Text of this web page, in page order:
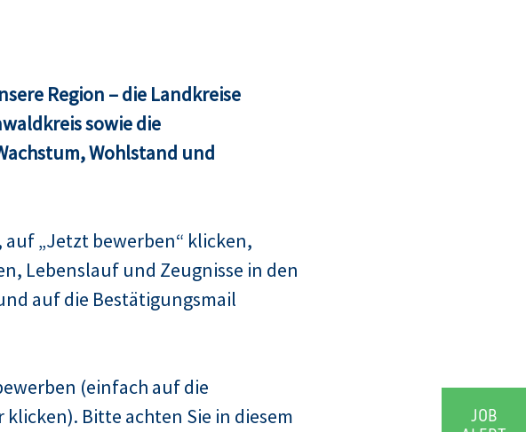
Region – die Landkreise
sowie die
Wohlstand und
„Jetzt bewerben“ klicken,
Lebenslauf und Zeugnisse in den
auf die Bestätigungsmail
(einfach auf die
Bitte achten Sie in diesem
JOB